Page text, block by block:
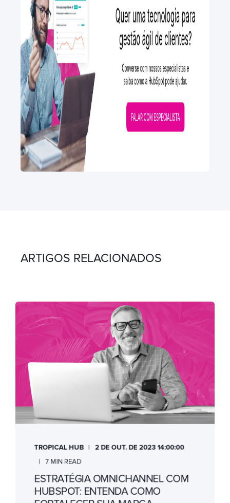
ARTIGOS RELACIONADOS
TROPICAL HUB 2 DE OUT. DE 2023 14:00:00
7 MIN READ
ESTRATÉGIA OMNICHANNEL COM
HUBSPOT: ENTENDA COMO